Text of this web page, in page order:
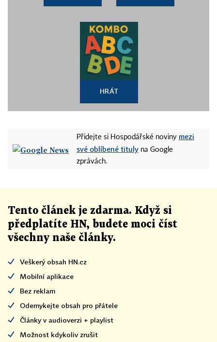
HRÁT
Přidejte si Hospodářské noviny mezi
své oblíbené tituly na Google
zprávách.
Tento článek je zdarma. Když si
předplatíte HN, budete moci číst
všechny naše články.
Veškerý obsah HN.cz
Mobilní aplikace
Bez reklam
Odemykejte obsah pro přátele
Články v audioverzi + playlist
Možnost kdykoliv zrušit